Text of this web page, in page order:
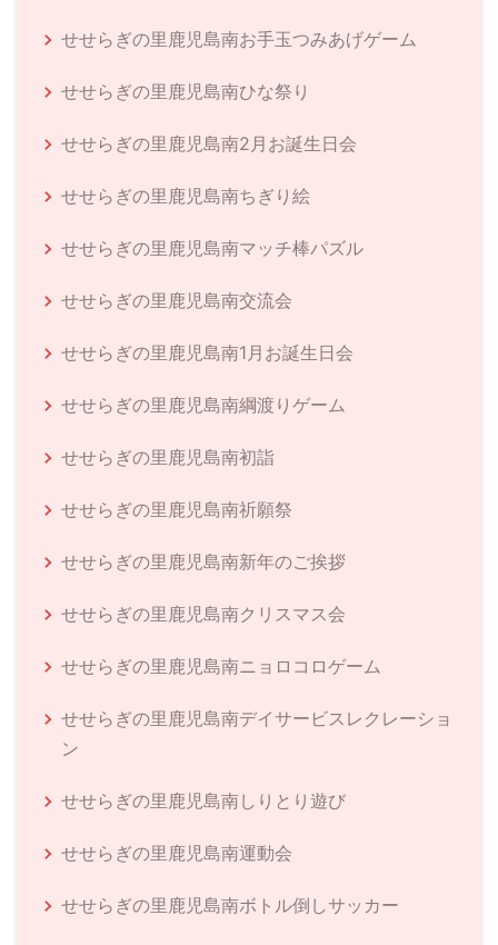
せせらぎの里鹿児島南お手玉つみあげゲーム
せせらぎの里鹿児島南ひな祭り
せせらぎの里鹿児島南2月お誕生日会
せせらぎの里鹿児島南ちぎり絵
せせらぎの里鹿児島南マッチ棒パズル
せせらぎの里鹿児島南交流会
せせらぎの里鹿児島南1月お誕生日会
せせらぎの里鹿児島南綱渡りゲーム
せせらぎの里鹿児島南初詣
せせらぎの里鹿児島南祈願祭
せせらぎの里鹿児島南新年のご挨拶
せせらぎの里鹿児島南クリスマス会
せせらぎの里鹿児島南ニョロコロゲーム
せせらぎの里鹿児島南デイサービスレクレーショ
ン
せせらぎの里鹿児島南しりとり遊び
せせらぎの里鹿児島南運動会
せせらぎの里鹿児島南ボトル倒しサッカー